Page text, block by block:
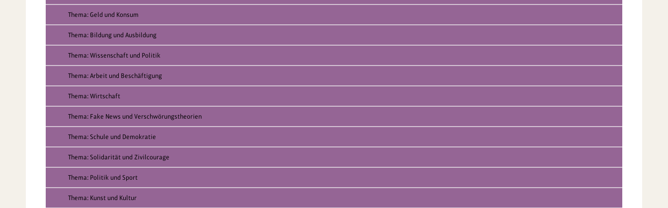
Thema: Geld und Konsum
Thema: Bildung und Ausbildung
Thema: Wissenschaft und Politik
Thema: Arbeit und Beschäftigung
Thema: Wirtschaft
Thema: Fake News und Verschwörungstheorien
Thema: Schule und Demokratie
Thema: Solidarität und Zivilcourage
Thema: Politik und Sport
Thema: Kunst und Kultur